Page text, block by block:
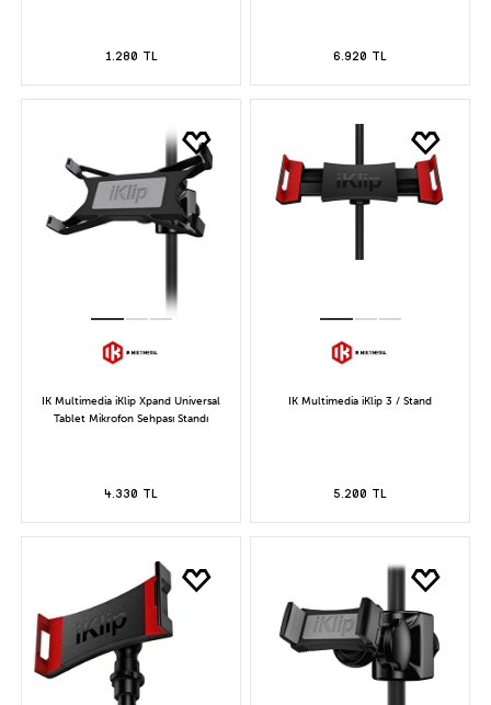
1.280 TL 6.920 TL
IK Multimedia iKlip Xpand Universal
Tablet Mikrofon Sehpası Standı
4.330 TL
IK Multimedia iKlip 3 / Stand
5.200 TL